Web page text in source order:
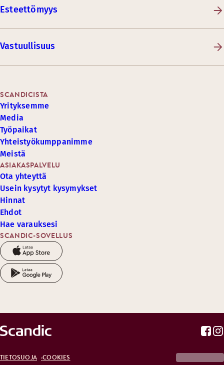
Esteettömyys
Vastuullisuus
SCANDIC-SOVELLUS
ASIAKASPALVELU
Ota yhteyttä
Usein kysytyt kysymykset
Hinnat
Ehdot
Hae varauksesi
SCANDICISTA
Yrityksemme
Media
Työpaikat
Yhteistyökumppanimme
Meistä
TIETOSUOJA COOKIES